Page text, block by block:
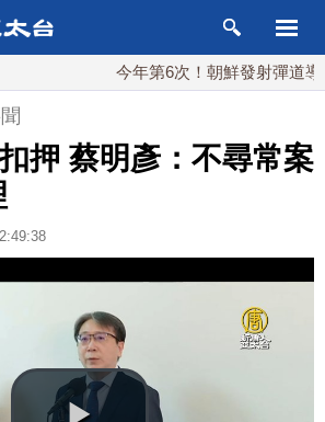
今年第6次！朝鮮發射彈道導彈 落
押 蔡明彥：不尋常案